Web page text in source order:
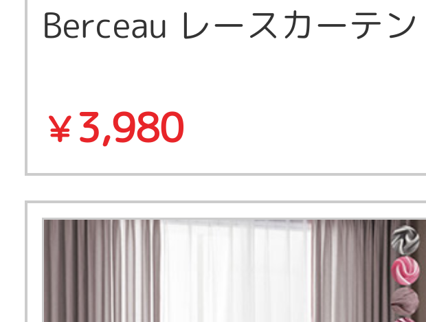
Berceau レースカーテン
￥3,980